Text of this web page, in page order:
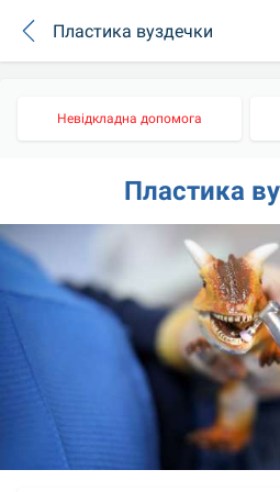
Пластика вуздечки
Невідкладна допомога
Пластика